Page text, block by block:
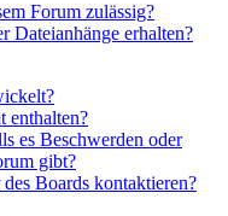
Forum zulässig?
Dateianhänge erhalten?
enthalten?
es Beschwerden oder
gibt?
Boards kontaktieren?